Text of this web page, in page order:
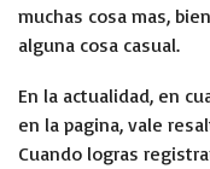
muchas cosa mas,
alguna cosa casual.
En la actualidad, en
en la pagina, vale
Cuando logras